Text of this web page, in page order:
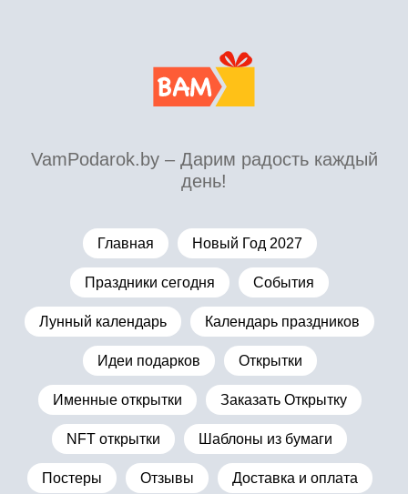
VamPodarok.by – Дарим радость каждый
день!
Главная Новый Год 2027
Праздники сегодня События
Лунный календарь Календарь праздников
Идеи подарков Открытки
Именные открытки Заказать Открытку
NFT открытки Шаблоны из бумаги
Постеры Отзывы Доставка и оплата